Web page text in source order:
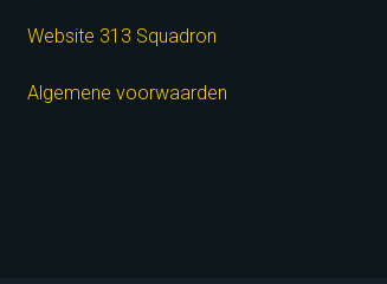
Website 313 Squadron
Algemene voorwaarden